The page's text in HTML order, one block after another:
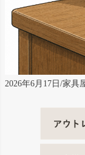
2026年6月17日/家具